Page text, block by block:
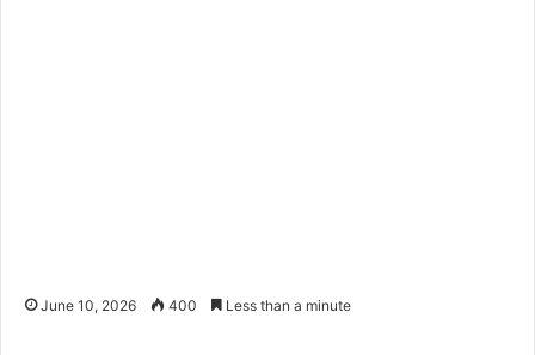
June 10, 2026 400 Less than a minute